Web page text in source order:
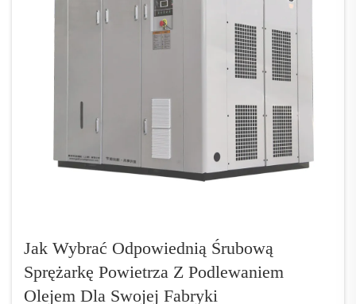
Jak Wybrać Odpowiednią Śrubową
Sprężarkę Powietrza Z Podlewaniem
Olejem Dla Swojej Fabryki